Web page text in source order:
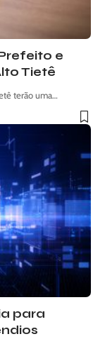
e
Tietê
terão uma…
para